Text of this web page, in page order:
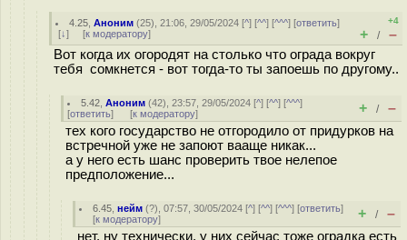
4.25 ,Аноним (25), 21:06, 29/05/2024 [^] [^^] [^^^] [ответить]
[↓] [к модератору]
+4
+ / –
Вот когда их огородят на столько что ограда вокруг
тебя сомкнется - вот тогда-то ты запоешь по другому..
5.42 ,Аноним (42), 23:57, 29/05/2024 [^] [^^] [^^^]
[ответить] [к модератору] + / –
тех кого государство не отгородило от придурков на
встречной уже не запоют вааще никак...
а у него есть шанс проверить твое нелепое
предположение...
6.45 ,нейм (?), 07:57, 30/05/2024 [^] [^^] [^^^] [ответить]
[к модератору] + / –
нет, ну технически, у них сейчас тоже оградка есть